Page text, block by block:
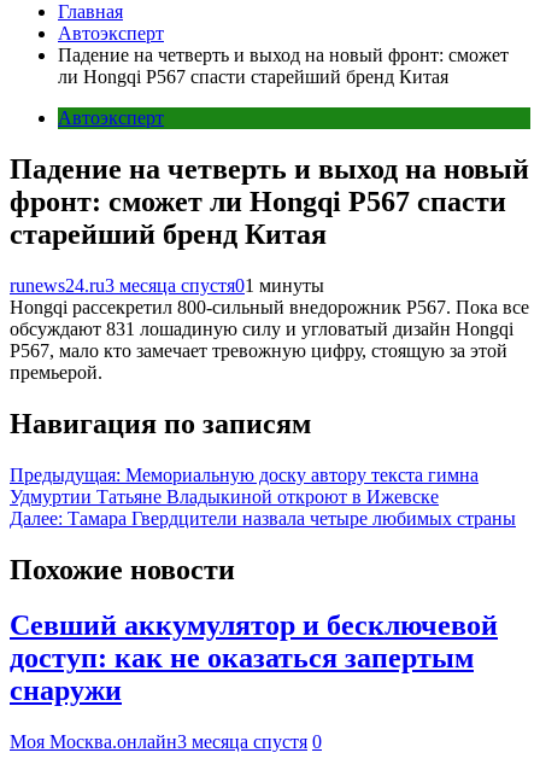
Главная
Автоэксперт
Падение на четверть и выход на новый фронт: сможет
ли Hongqi P567 спасти старейший бренд Китая
Автоэксперт
Падение на четверть и выход на новый
фронт: сможет ли Hongqi P567 спасти
старейший бренд Китая
runews24.ru3 месяца спустя01 минуты
Hongqi рассекретил 800-сильный внедорожник P567. Пока все
обсуждают 831 лошадиную силу и угловатый дизайн Hongqi
P567, мало кто замечает тревожную цифру, стоящую за этой
премьерой.
Навигация по записям
Предыдущая: Мемориальную доску автору текста гимна
Удмуртии Татьяне Владыкиной откроют в Ижевске
Далее: Тамара Гвердцители назвала четыре любимых страны
Похожие новости
Севший аккумулятор и бесключевой
доступ: как не оказаться запертым
снаружи
Моя Москва.онлайн3 месяца спустя 0